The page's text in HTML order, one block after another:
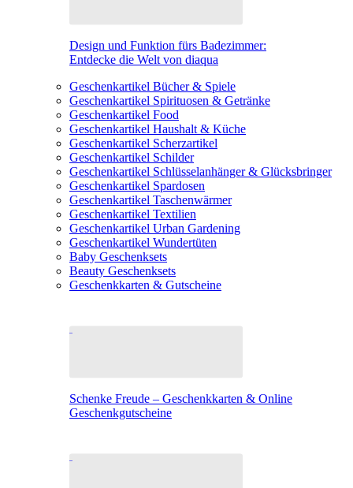
Design und Funktion fürs Badezimmer:
Entdecke die Welt von diaqua
Geschenkartikel Bücher & Spiele
Geschenkartikel Spirituosen & Getränke
Geschenkartikel Food
Geschenkartikel Haushalt & Küche
Geschenkartikel Scherzartikel
Geschenkartikel Schilder
Geschenkartikel Schlüsselanhänger & Glücksbringer
Geschenkartikel Spardosen
Geschenkartikel Taschenwärmer
Geschenkartikel Textilien
Geschenkartikel Urban Gardening
Geschenkartikel Wundertüten
Baby Geschenksets
Beauty Geschenksets
Geschenkkarten & Gutscheine
Schenke Freude – Geschenkkarten & Online
Geschenkgutscheine